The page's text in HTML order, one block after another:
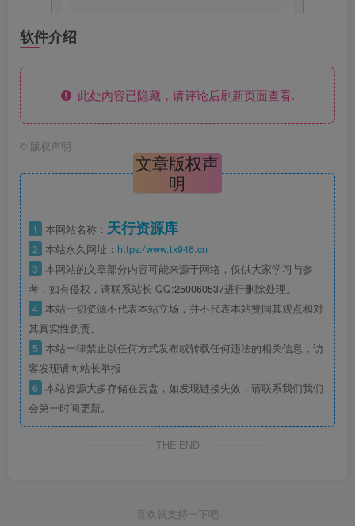
软件介绍
此处内容已隐藏，请评论后刷新页面查看.
© 版权声明
文章版权声
明
1 本网站名称： 天行资源库
2 本站永久网址： https:/www.tx946.cn
3 本网站的文章部分内容可能来源于网络，仅供大家学习与参
考，如有侵权，请联系站长 QQ:250060537进行删除处理。
4 本站一切资源不代表本站立场，并不代表本站赞同其观点和对
其真实性负责。
5 本站一律禁止以任何方式发布或转载任何违法的相关信息，访
客发现请向站长举报
6 本站资源大多存储在云盘，如发现链接失效，请联系我们我们
会第一时间更新。
THE END
喜欢就支持一下吧